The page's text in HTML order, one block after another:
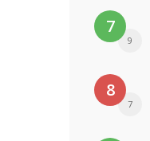
7
9
8
7